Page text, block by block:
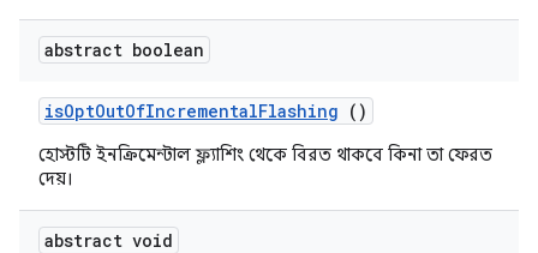
abstract boolean
isOptOutOfIncrementalFlashing ()
হোস্টটি ইনক্রিমেন্টাল ফ্ল্যাশিং থেকে বিরত থাকবে কিনা তা ফেরত
দেয়।
abstract void